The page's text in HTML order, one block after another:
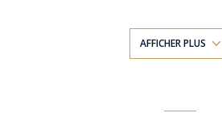
chambres avec placard, salle d'eau,
indépendant. Depuis la cuisine, une
AFFICHER PLUS